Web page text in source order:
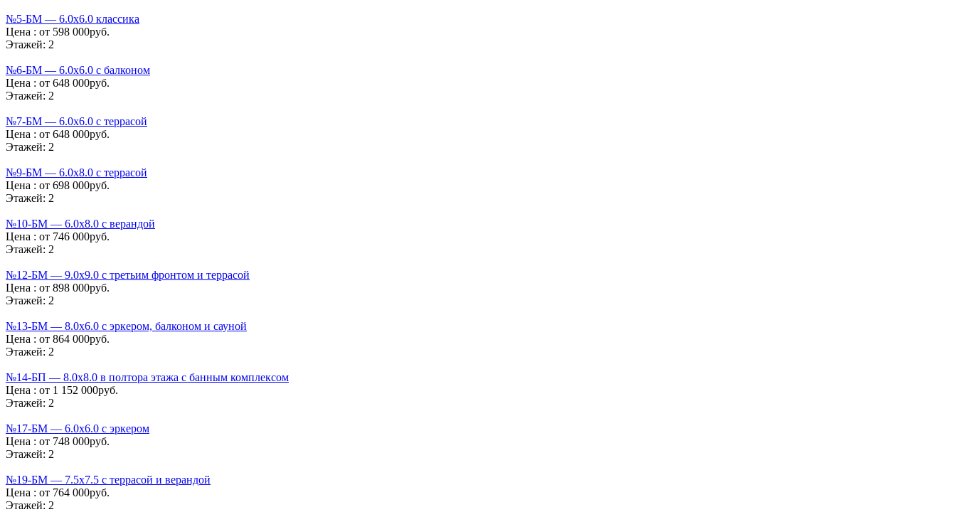
№5-БМ — 6.0х6.0 классика
Цена : от 598 000руб.
Этажей: 2
№6-БМ — 6.0х6.0 с балконом
Цена : от 648 000руб.
Этажей: 2
№7-БМ — 6.0х6.0 с террасой
Цена : от 648 000руб.
Этажей: 2
№9-БМ — 6.0х8.0 с террасой
Цена : от 698 000руб.
Этажей: 2
№10-БМ — 6.0х8.0 с верандой
Цена : от 746 000руб.
Этажей: 2
№12-БМ — 9.0х9.0 с третьим фронтом и террасой
Цена : от 898 000руб.
Этажей: 2
№13-БМ — 8.0х6.0 с эркером, балконом и сауной
Цена : от 864 000руб.
Этажей: 2
№14-БП — 8.0х8.0 в полтора этажа с банным комплексом
Цена : от 1 152 000руб.
Этажей: 2
№17-БМ — 6.0х6.0 с эркером
Цена : от 748 000руб.
Этажей: 2
№19-БМ — 7.5х7.5 с террасой и верандой
Цена : от 764 000руб.
Этажей: 2